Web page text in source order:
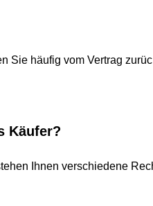
häufig vom Vertrag
Ihnen verschiedene Rechte